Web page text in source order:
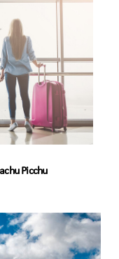
Picchu